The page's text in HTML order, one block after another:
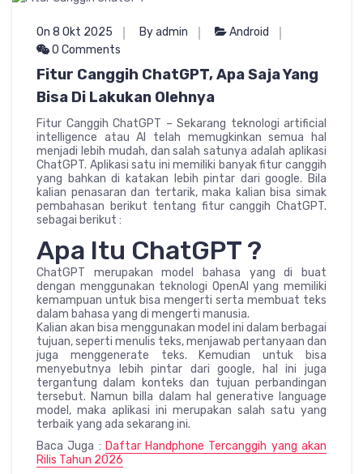
On 8 Okt 2025 By admin
Android
0 Comments
Fitur Canggih ChatGPT, Apa Saja Yang
Bisa Di Lakukan Olehnya
Fitur Canggih ChatGPT – Sekarang teknologi artificial
intelligence atau AI telah memugkinkan semua hal
menjadi lebih mudah, dan salah satunya adalah aplikasi
ChatGPT. Aplikasi satu ini memiliki banyak fitur canggih
yang bahkan di katakan lebih pintar dari google. Bila
kalian penasaran dan tertarik, maka kalian bisa simak
pembahasan berikut tentang fitur canggih ChatGPT.
sebagai berikut :
Apa Itu ChatGPT ?
ChatGPT merupakan model bahasa yang di buat
dengan menggunakan teknologi OpenAI yang memiliki
kemampuan untuk bisa mengerti serta membuat teks
dalam bahasa yang di mengerti manusia.
Kalian akan bisa menggunakan model ini dalam berbagai
tujuan, seperti menulis teks, menjawab pertanyaan dan
juga menggenerate teks. Kemudian untuk bisa
menyebutnya lebih pintar dari google, hal ini juga
tergantung dalam konteks dan tujuan perbandingan
tersebut. Namun billa dalam hal generative language
model, maka aplikasi ini merupakan salah satu yang
terbaik yang ada sekarang ini.
Baca Juga : Daftar Handphone Tercanggih yang akan
Rilis Tahun 2026